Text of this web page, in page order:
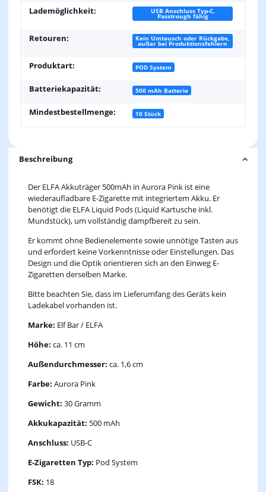
Lademöglichkeit: USB Anschluss Typ-C,
Passtrough fähig
Retouren: Kein Umtausch oder Rückgabe,
außer bei Produktionsfehlern
Produktart: POD System
Batteriekapazität: 500 mAh Batterie
Mindestbestellmenge: 10 Stück
Beschreibung
Der ELFA Akkuträger 500mAh in Aurora Pink ist eine
wiederaufladbare E-Zigarette mit integriertem Akku. Er
benötigt die ELFA Liquid Pods (Liquid Kartusche inkl.
Mundstück), um vollständig dampfbereit zu sein.
Er kommt ohne Bedienelemente sowie unnötige Tasten aus
und erfordert keine Vorkenntnisse oder Einstellungen. Das
Design und die Optik orientieren sich an den Einweg E-
Zigaretten derselben Marke.
Bitte beachten Sie, dass im Lieferumfang des Geräts kein
Ladekabel vorhanden ist.
Marke: Elf Bar / ELFA
Höhe: ca. 11 cm
Außendurchmesser: ca. 1,6 cm
Farbe: Aurora Pink
Gewicht: 30 Gramm
Akkukapazität: 500 mAh
Anschluss: USB-C
E-Zigaretten Typ: Pod System
FSK: 18